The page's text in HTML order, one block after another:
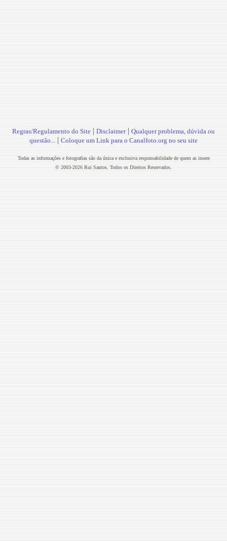
Regras/Regulamento do Site | Disclaimer| Qualquer problema, dúvida ou
questão... | Coloque um Link para o Canalfoto.org no seu site
Todas as informações e fotografias são da única e exclusiva responsabilidade de quem as insere
© 2003-2026 Rui Santos. Todos os Direitos Reservados.